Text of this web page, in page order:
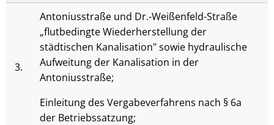
3.
Antoniusstraße und Dr.-Weißenfeld-Straße
„flutbedingte Wiederherstellung der
städtischen Kanalisation" sowie hydraulische
Aufweitung der Kanalisation in der
Antoniusstraße;
Einleitung des Vergabeverfahrens nach § 6a
der Betriebssatzung;